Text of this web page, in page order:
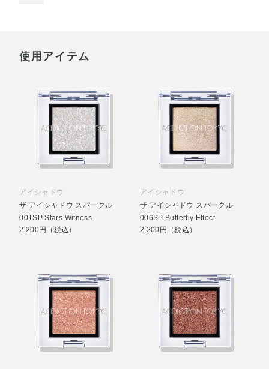
使用アイテム
アイシャドウ
ザ アイシャドウ スパークル
001SP Stars Witness
2,200円（税込）
アイシャドウ
ザ アイシャドウ スパークル
006SP Butterfly Effect
2,200円（税込）